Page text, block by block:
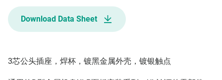
Download Data Sheet
3芯公头插座，焊杯，镀黑金属外壳，镀银触点